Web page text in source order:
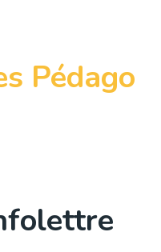
Pédago